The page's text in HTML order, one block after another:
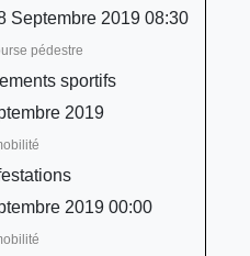
Septembre 2019 08:30
pédestre
sportifs
2019
2019 00:00